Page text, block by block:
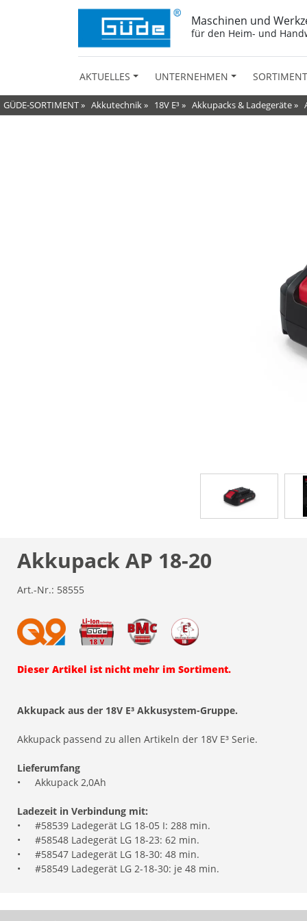
Maschinen und
für den Heim- und
AKTUELLES UNTERNEHMEN SORTIMENT
GÜDE-SORTIMENT» Akkutechnik» 18V E³ » Akkupacks & Ladegeräte»
Akkupack AP 18-20
Art.-Nr.: 58555
Dieser Artikel ist nicht mehr im Sortiment.
Akkupack aus der 18V E³ Akkusystem-Gruppe.
Akkupack passend zu allen Artikeln der 18V E³ Serie.
Lieferumfang
•
Akkupack 2,0Ah
Ladezeit in Verbindung mit:
•
#58539 Ladegerät LG 18-05 I: 288 min.
•
#58548 Ladegerät LG 18-23: 62 min.
•
#58547 Ladegerät LG 18-30: 48 min.
•
#58549 Ladegerät LG 2-18-30: je 48 min.